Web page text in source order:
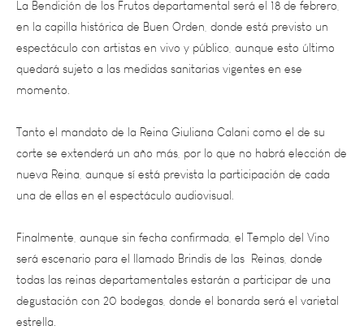
espectáculo con artistas en vivo y público, aunque esto último
quedará sujeto a las medidas sanitarias vigentes en ese
momento.
Tanto el mandato de la Reina Giuliana Calani como el de su
corte se extenderá un año más, por lo que no habrá elección de
nueva Reina, aunque sí está prevista la participación de cada
una de ellas en el espectáculo audiovisual.
Finalmente, aunque sin fecha confirmada, el Templo del Vino
será escenario para el llamado Brindis de las Reinas, donde
todas las reinas departamentales estarán a participar de una
degustación con 20 bodegas, donde el bonarda será el varietal
estrella.